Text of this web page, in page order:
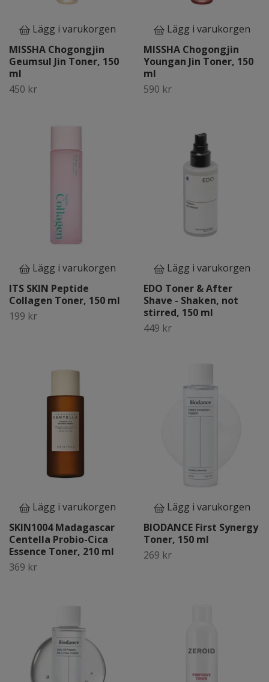
Lägg i varukorgen
MISSHA Chogongjin
Geumsul Jin Toner, 150
ml
450 kr
Lägg i varukorgen
MISSHA Chogongjin
Youngan Jin Toner, 150
ml
590 kr
Lägg i varukorgen
ITS SKIN Peptide
Collagen Toner, 150 ml
199 kr
Lägg i varukorgen
EDO Toner & After
Shave - Shaken, not
stirred, 150 ml
449 kr
Lägg i varukorgen
SKIN1004 Madagascar
Centella Probio-Cica
Essence Toner, 210 ml
369 kr
Lägg i varukorgen
BIODANCE First Synergy
Toner, 150 ml
269 kr